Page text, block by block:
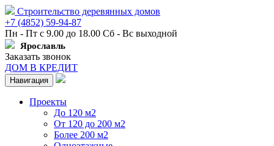
Строительство деревянных домов
+7 (4852) 59-94-87
Пн - Пт с 9.00 до 18.00 Сб - Вс выходной
Ярославль
Заказать звонок
ДОМ В КРЕДИТ
Навигация
Проекты
До 120 м2
От 120 до 200 м2
Более 200 м2